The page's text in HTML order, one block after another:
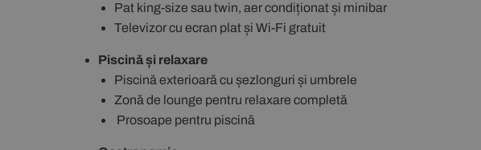
Pat king-size sau twin, aer condiționat și minibar
Televizor cu ecran plat și Wi-Fi gratuit
Piscină și relaxare
Piscină exterioară cu șezlonguri și umbrele
Zonă de lounge pentru relaxare completă
Prosoape pentru piscină